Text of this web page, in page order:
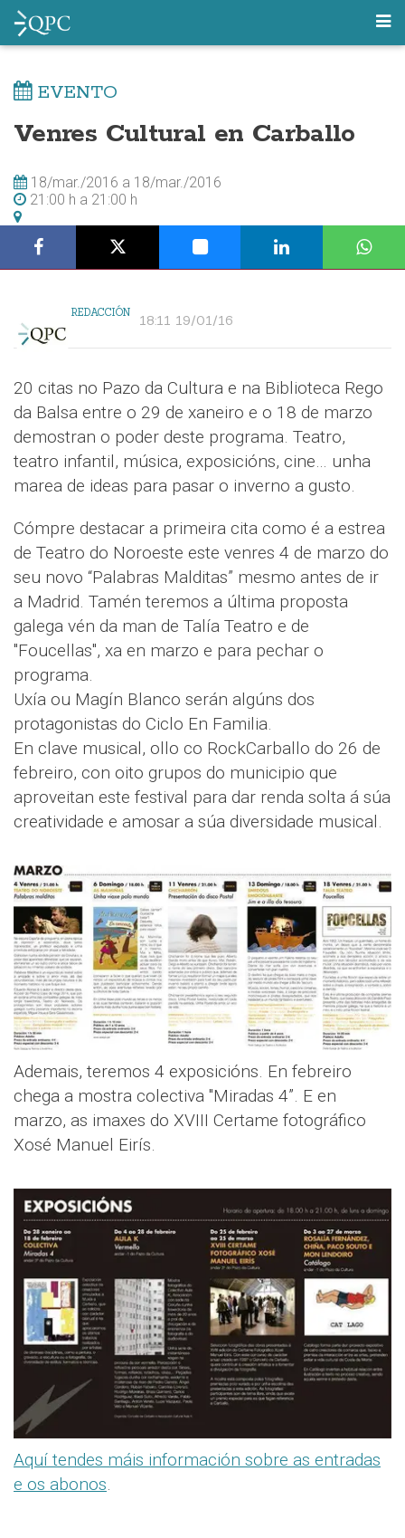
EVENTO
Venres Cultural en Carballo
18/mar./2016 a 18/mar./2016
21:00 h a 21:00 h
REDACCIÓN 18:11 19/01/16
20 citas no Pazo da Cultura e na Biblioteca Rego
da Balsa entre o 29 de xaneiro e o 18 de marzo
demostran o poder deste programa. Teatro,
teatro infantil, música, exposicións, cine… unha
marea de ideas para pasar o inverno a gusto.
Cómpre destacar a primeira cita como é a estrea
de Teatro do Noroeste este venres 4 de marzo do
seu novo “Palabras Malditas” mesmo antes de ir
a Madrid. Tamén teremos a última proposta
galega vén da man de Talía Teatro e de
"Foucellas", xa en marzo e para pechar o
programa.
Uxía ou Magín Blanco serán algúns dos
protagonistas do Ciclo En Familia.
En clave musical, ollo co RockCarballo do 26 de
febreiro, con oito grupos do municipio que
aproveitan este festival para dar renda solta á súa
creatividade e amosar a súa diversidade musical.
Ademais, teremos 4 exposicións. En febreiro
chega a mostra colectiva "Miradas 4”. E en
marzo, as imaxes do XVIII Certame fotográfico
Xosé Manuel Eirís.
Aquí tendes máis información sobre as entradas
e os abonos.